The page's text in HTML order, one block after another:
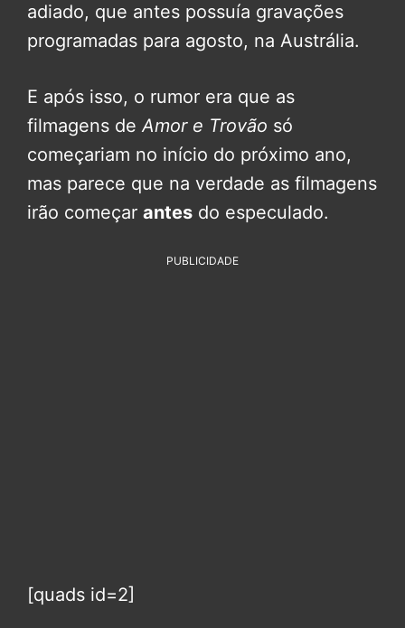
adiado, que antes possuía gravações
programadas para agosto, na Austrália.
E após isso, o rumor era que as
filmagens de Amor e Trovão só
começariam no início do próximo ano,
mas parece que na verdade as filmagens
irão começar antes do especulado.
PUBLICIDADE
[quads id=2]